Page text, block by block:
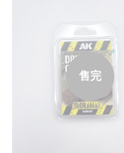
售完